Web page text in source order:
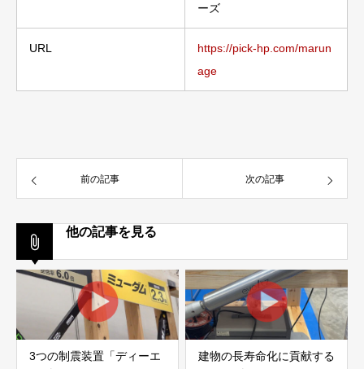
ーズ
URL
https://pick-hp.com/marun
age
前の記事 次の記事
他の記事を見る
3つの制震装置「ディーエ
建物の長寿命化に貢献する